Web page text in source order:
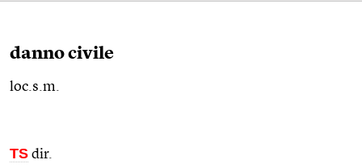
danno civile
loc.s.m.
TS dir.